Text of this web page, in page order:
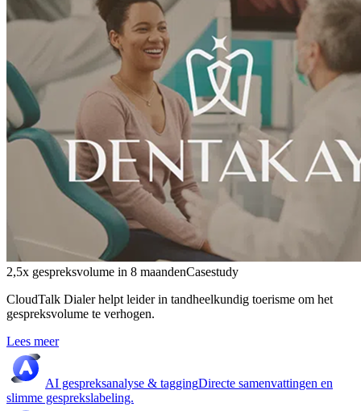
2,5x gespreksvolume in 8 maandenCasestudy
CloudTalk Dialer helpt leider in tandheelkundig toerisme om het
gespreksvolume te verhogen.
Lees meer
AI gespreksanalyse & taggingDirecte samenvattingen en
slimme gesprekslabeling.